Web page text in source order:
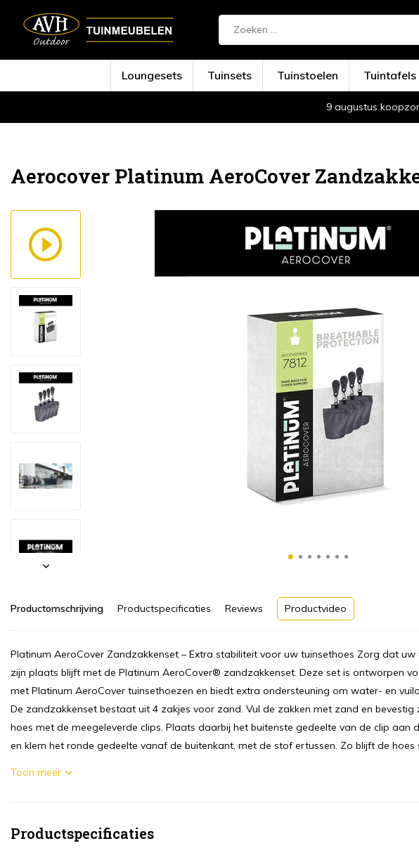
Loungesets Tuinsets Tuinstoelen Tuintafels
9 augustus
Aerocover Platinum AeroCover
Productomschrijving Productspecificaties Reviews Productvideo
Platinum AeroCover Zandzakkenset – Extra stabiliteit voor uw tuinsethoes Zorg dat
zijn plaats blijft met de Platinum AeroCover® zandzakkenset. Deze set is ontworpen
met Platinum AeroCover tuinsethoezen en biedt extra ondersteuning om water- en
De zandzakkenset bestaat uit 4 zakjes voor zand. Vul de zakken met zand en
hoes met de meegeleverde clips. Plaats daarbij het buitenste gedeelte van de clip aan
en klem het ronde gedeelte vanaf de buitenkant, met de stof ertussen. Zo blijft de hoes
Toon meer
Productspecificaties